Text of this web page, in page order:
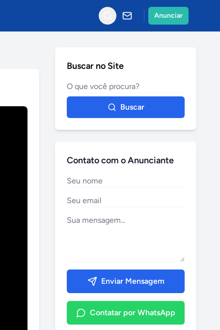
Anunciar
Buscar no Site
Buscar
Contato com o Anunciante
Enviar Mensagem
Contatar por WhatsApp